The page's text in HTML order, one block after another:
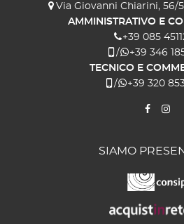
Via Giovanni Chiarini, 56/
AMMINISTRATIVO E
+39 085
/
+39 346
TECNICO E
/
+39 320
SIAMO